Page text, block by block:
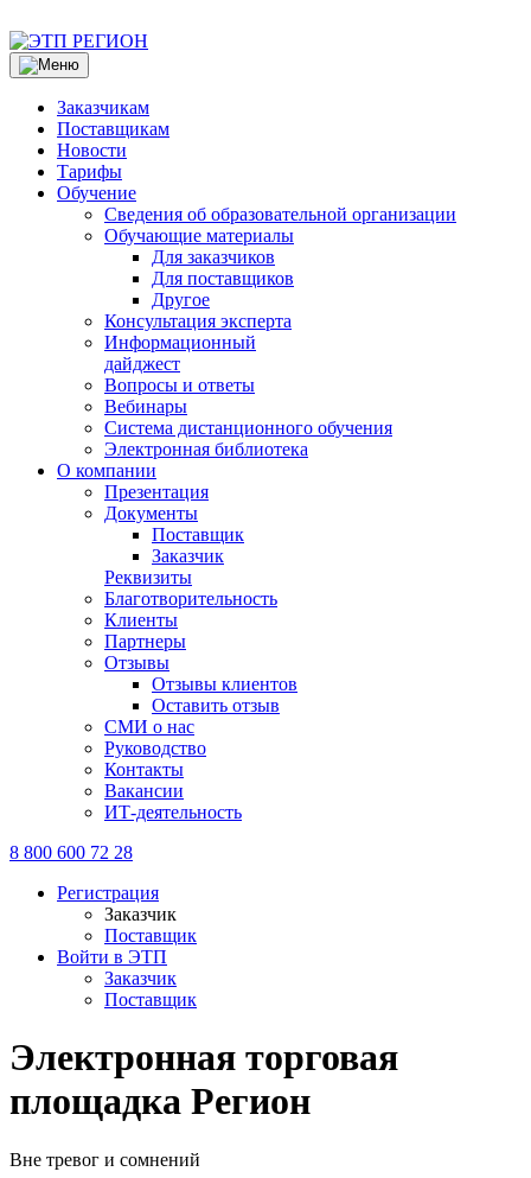
Заказчикам
Поставщикам
Новости
Тарифы
Обучение
Сведения об образовательной организации
Обучающие материалы
Для заказчиков
Для поставщиков
Другое
Консультация эксперта
Информационный
дайджест
Вопросы и ответы
Вебинары
Система дистанционного обучения
Электронная библиотека
О компании
Презентация
Документы
Поставщик
Заказчик
Реквизиты
Благотворительность
Клиенты
Партнеры
Отзывы
Отзывы клиентов
Оставить отзыв
СМИ о нас
Руководство
Контакты
Вакансии
ИТ-деятельность
8 800 600 72 28
Регистрация
Заказчик
Поставщик
Войти в ЭТП
Заказчик
Поставщик
Электронная торговая
площадка Регион
Вне тревог и сомнений